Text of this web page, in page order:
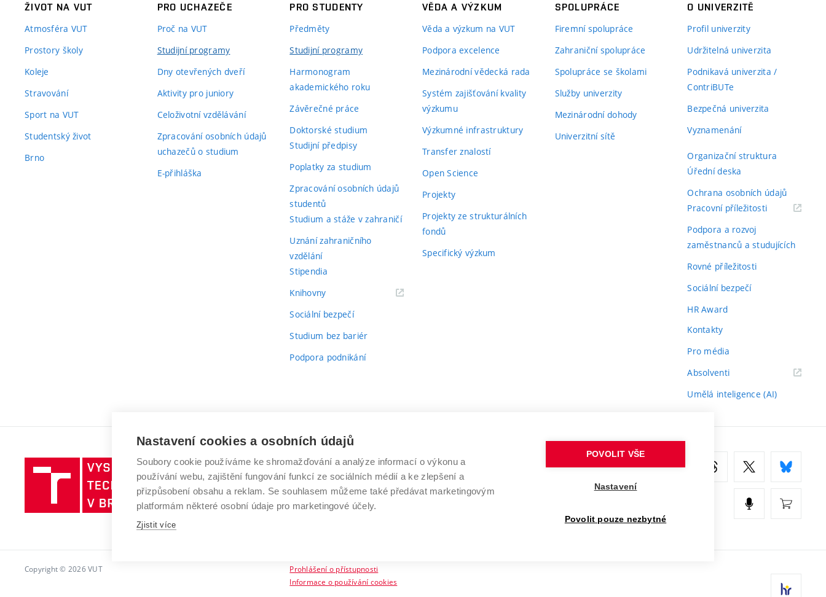
ŽIVOT NA VUT
Atmosféra VUT
Prostory školy
Koleje
Stravování
Sport na VUT
Studentský život
Brno
PRO UCHAZEČE
Proč na VUT
Studijní programy
Dny otevřených dveří
Aktivity pro juniory
Celoživotní vzdělávání
Zpracování osobních údajů
uchazečů o studium
E-přihláška
PRO STUDENTY
Předměty
Studijní programy
Harmonogram
akademického roku
Závěrečné práce
Doktorské studium
Studijní předpisy
Poplatky za studium
Zpracování osobních údajů
studentů
Studium a stáže v zahraničí
Uznání zahraničního
vzdělání
Stipendia
Knihovny(externí
Sociální bezpečí
Studium bez bariér
Podpora podnikání
VĚDA A VÝZKUM
Věda a výzkum na VUT
Podpora excelence
Mezinárodní vědecká rada
Systém zajišťování kvality
výzkumu
Výzkumné infrastruktury
Transfer znalostí
Open Science
Projekty
Projekty ze strukturálních
fondů
Specifický výzkum
SPOLUPRÁCE
Firemní spolupráce
Zahraniční spolupráce
Spolupráce se školami
Služby univerzity
Mezinárodní dohody
Univerzitní sítě
O UNIVERZITĚ
Profil univerzity
Udržitelná univerzita
Podnikavá univerzita /
ContriBUTe
Bezpečná univerzita
Vyznamenání
Organizační struktura
Úřední deska
Ochrana osobních údajů
Pracovní příležitosti(externí
Podpora a rozvoj
zaměstnanců a studujících
Rovné příležitosti
Sociální bezpečí
HR Award
Kontakty
Pro média
Absolventi(externí
Umělá inteligence (AI)
Vysoké
učení
technické
v
VYSOKÉ UČENÍ TECHNICKÉ V BRNĚ
Antonínská 548/1
602 00 Brno
www.vut.cz
Copyright © 2026 VUT
Prohlášení o přístupnosti
Informace o používání cookies
Nastavení cookies a osobních údajů
Soubory cookie používáme ke shromažďování a analýze informací o výkonu a
používání webu, zajištění fungování funkcí ze sociálních médií a ke zlepšení a
přizpůsobení obsahu a reklam. Se souhlasem můžeme také předávat marketingovým
platformám některé osobní údaje pro marketingové účely.
Zjistit více
POVOLIT VŠE
Nastavení
Povolit pouze nezbytné